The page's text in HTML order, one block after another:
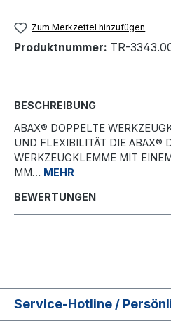
Zum Merkzettel hinzufügen
Produktnummer: TR-
BESCHREIBUNG
ABAX® DOPPELTE
UND FLEXIBILITÄT DIE ABAX®
WERKZEUGKLEMME MIT
MM… MEHR
BEWERTUNGEN
Service-Hotline /